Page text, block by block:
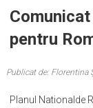
pentru
Publicat de: Florentina
Planul Nationalde